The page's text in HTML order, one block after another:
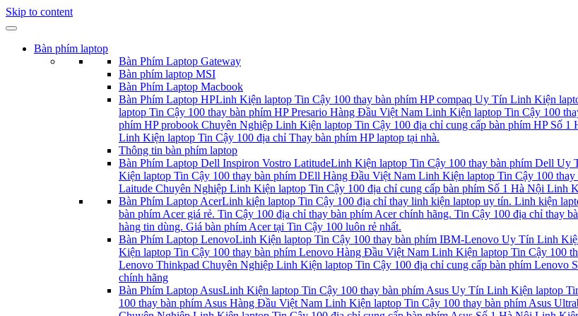
Skip to content
Bàn phím laptop
Bàn Phím Laptop Gateway
Bàn phím laptop MSI
Bàn Phím Laptop Macbook
Bàn Phím Laptop HPLinh Kiện laptop Tin Cậy 100 thay bàn phím HP compaq Uy Tín Linh Kiện
laptop Tin Cậy 100 thay bàn phím HP Presario Hàng Đầu Việt Nam Linh Kiện laptop Tin Cậy 100
phím HP probook Chuyên Nghiệp Linh Kiện laptop Tin Cậy 100 địa chỉ cung cấp bàn phím HP Số
Linh Kiện laptop Tin Cậy 100 địa chỉ Thay bàn phím HP laptop tại nhà.
Thông tin bàn phím laptop
Bàn Phím Laptop Dell Inspiron Vostro LatitudeLinh Kiện laptop Tin Cậy 100 thay bàn phím Dell
Kiện laptop Tin Cậy 100 thay bàn phím DEll Hàng Đầu Việt Nam Linh Kiện laptop Tin Cậy 100
Laitude Chuyên Nghiệp Linh Kiện laptop Tin Cậy 100 địa chỉ cung cấp bàn phím Số 1 Hà Nội Linh
Bàn Phím Laptop AcerLinh kiện laptop Tin Cậy 100 địa chỉ thay linh kiện laptop uy tín. Linh kiện
bàn phím Acer giá rẻ. Tin Cậy 100 địa chỉ thay bàn phím Acer chính hãng. Tin Cậy 100 địa chỉ thay
hàng tin dùng. Giá bàn phím Acer tại Tin Cậy 100 luôn rẻ nhất.
Bàn Phím Laptop LenovoLinh Kiện laptop Tin Cậy 100 thay bàn phím IBM-Lenovo Uy Tín Linh
Kiện laptop Tin Cậy 100 thay bàn phím Lenovo Hàng Đầu Việt Nam Linh Kiện laptop Tin Cậy 100
Lenovo Thinkpad Chuyên Nghiệp Linh Kiện laptop Tin Cậy 100 địa chỉ cung cấp bàn phím
chính hãng
Bàn Phím Laptop AsusLinh Kiện laptop Tin Cậy 100 thay bàn phím Asus Uy Tín Linh Kiện laptop
100 thay bàn phím Asus Hàng Đầu Việt Nam Linh Kiện laptop Tin Cậy 100 thay bàn phím Asus